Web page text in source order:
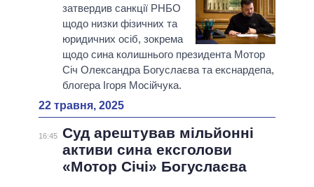
затвердив санкції РНБО
щодо низки фізичних та
юридичних осіб, зокрема
щодо сина колишнього президента Мотор
Січ Олександра Богуслаєва та екснардепа,
блогера Ігоря Мосійчука.
22 травня, 2025
16:45 Суд арештував мільйонні
активи сина ексголови
«Мотор Січі» Богуслаєва